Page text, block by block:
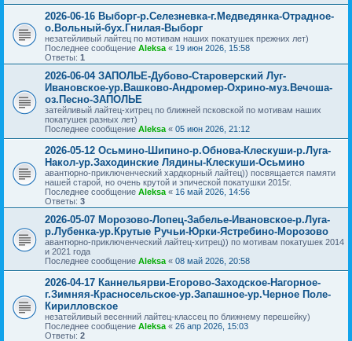
2026-06-16 Выборг-р.Селезневка-г.Медведянка-Отрадное-
о.Вольный-бух.Гнилая-Выборг
незатейливый лайтец по мотивам наших покатушек прежних лет)
Последнее сообщение Aleksa « 19 июн 2026, 15:58
Ответы: 1
2026-06-04 ЗАПОЛЬЕ-Дубово-Староверский Луг-
Ивановское-ур.Вашково-Андромер-Охрино-муз.Вечоша-
оз.Песно-ЗАПОЛЬЕ
затейливый лайтец-хитрец по ближней псковской по мотивам наших
покатушек разных лет)
Последнее сообщение Aleksa « 05 июн 2026, 21:12
2026-05-12 Осьмино-Шипино-р.Обнова-Клескуши-р.Луга-
Накол-ур.Заходинские Лядины-Клескуши-Осьмино
авантюрно-приключенческий хардкорный лайтец)) посвящается памяти
нашей старой, но очень крутой и эпической покатушки 2015г.
Последнее сообщение Aleksa « 16 май 2026, 14:56
Ответы: 3
2026-05-07 Морозово-Лопец-Забелье-Ивановское-р.Луга-
р.Лубенка-ур.Крутые Ручьи-Юрки-Ястребино-Морозово
авантюрно-приключенческий лайтец-хитрец)) по мотивам покатушек 2014
и 2021 года
Последнее сообщение Aleksa « 08 май 2026, 20:58
2026-04-17 Каннельярви-Егорово-Заходское-Нагорное-
г.Зимняя-Красносельское-ур.Запашное-ур.Черное Поле-
Кирилловское
незатейливый весенний лайтец-классец по ближнему перешейку)
Последнее сообщение Aleksa « 26 апр 2026, 15:03
Ответы: 2